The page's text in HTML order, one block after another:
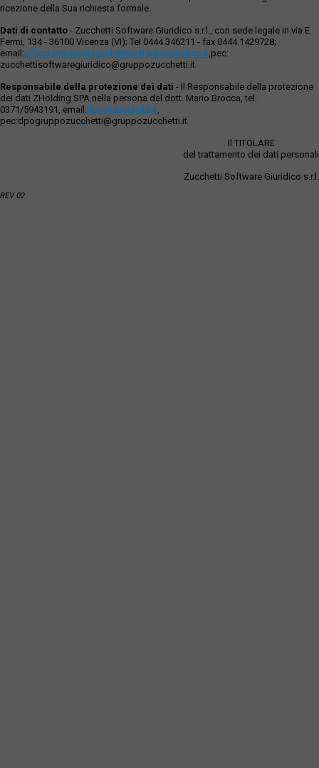
ricezione della Sua richiesta formale.
Dati di contatto - Zucchetti Software Giuridico s.r.l., con sede legale in via E.
Fermi, 134 - 36100 Vicenza (VI); Tel 0444.346211 - fax 0444.1429728;
email:ufficio.privacy@zucchettisoftwaregiuridico.it,pec:
zucchettisoftwaregiuridico@gruppozucchetti.it
Responsabile della protezione dei dati - Il Responsabile della protezione
dei dati ZHolding SPA nella persona del dott. Mario Brocca, tel.
0371/5943191, email:dpo@zucchetti.it,
pec:dpogruppozucchetti@gruppozucchetti.it
Il TITOLARE
del trattamento dei dati personali
Zucchetti Software Giuridico s.r.l.
REV 02